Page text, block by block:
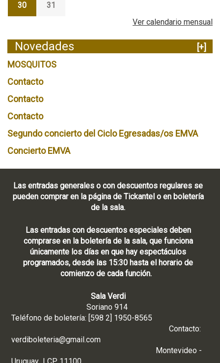
30
31
Ver calendario mensual
Novedades
[+]
MOSQUITOS
Contacto
Contacto
Contacto
Segundo concierto del Ciclo Egresadas/os EMVA
Concierto EMVA
Las entradas generales o con descuentos regulares se
pueden comprar en la página de Tickantel o en boletería
de la sala.
Las entradas con descuentos especiales deben
comprarse en la boletería de la sala, que funciona
únicamente los días en que hay espectáculos
programados, desde las 15:30 hasta el horario de
comienzo de cada función.
Sala Verdi
Soriano 914
Teléfono de boletería: [598 2] 1950-8565
Contacto:
verdiboleteria@gmail.com
Montevideo -